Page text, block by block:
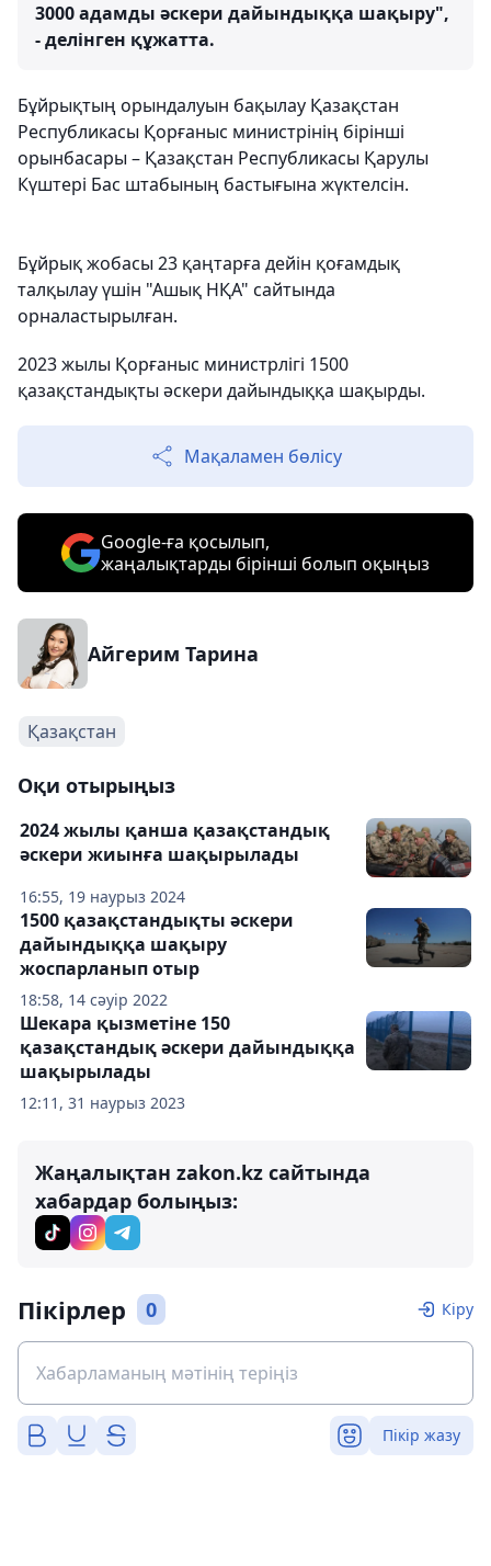
3000 адамды әскери дайындыққа шақыру",
- делінген құжатта.
Бұйрықтың орындалуын бақылау Қазақстан
Республикасы Қорғаныс министрінің бірінші
орынбасары – Қазақстан Республикасы Қарулы
Күштері Бас штабының бастығына жүктелсін.
Бұйрық жобасы 23 қаңтарға дейін қоғамдық
талқылау үшін "Ашық НҚА" сайтында
орналастырылған.
2023 жылы Қорғаныс министрлігі 1500
қазақстандықты әскери дайындыққа шақырды.
Мақаламен бөлісу
Google-ға қосылып,
жаңалықтарды бірінші болып оқыңыз
Айгерим Тарина
Қазақстан
Оқи отырыңыз
16:55, 19 наурыз 2024
2024 жылы қанша қазақстандық
әскери жиынға шақырылады
18:58, 14 сәуір 2022
1500 қазақстандықты әскери
дайындыққа шақыру
жоспарланып отыр
12:11, 31 наурыз 2023
Шекара қызметіне 150
қазақстандық әскери дайындыққа
шақырылады
Жаңалықтан zakon.kz сайтында
хабардар болыңыз:
Пікірлер 0 Кіру
Пікір жазу